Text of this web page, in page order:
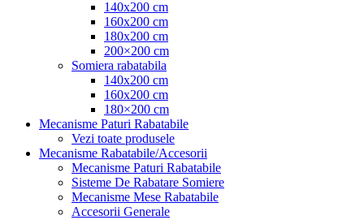
140x200 cm
160x200 cm
180x200 cm
200×200 cm
Somiera rabatabila
140x200 cm
160x200 cm
180×200 cm
Mecanisme Paturi Rabatabile
Vezi toate produsele
Mecanisme Rabatabile/Accesorii
Mecanisme Paturi Rabatabile
Sisteme De Rabatare Somiere
Mecanisme Mese Rabatabile
Accesorii Generale